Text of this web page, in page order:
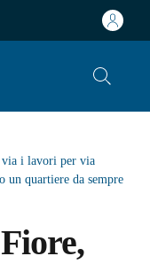
via i lavori per via
un quartiere da sempre